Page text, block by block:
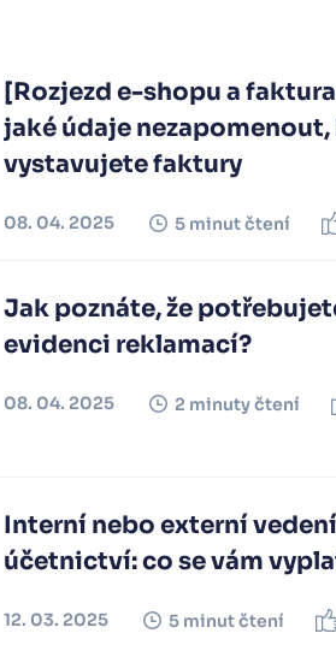
[Rozjezd e-shopu a
jaké údaje nezapomenout,
vystavujete faktury
08. 04. 2025 5 minut čtení
Jak poznáte, že
evidenci reklamací?
08. 04. 2025 2 minuty čtení
Interní nebo externí vedení
účetnictví: co se vám
12. 03. 2025 5 minut čtení